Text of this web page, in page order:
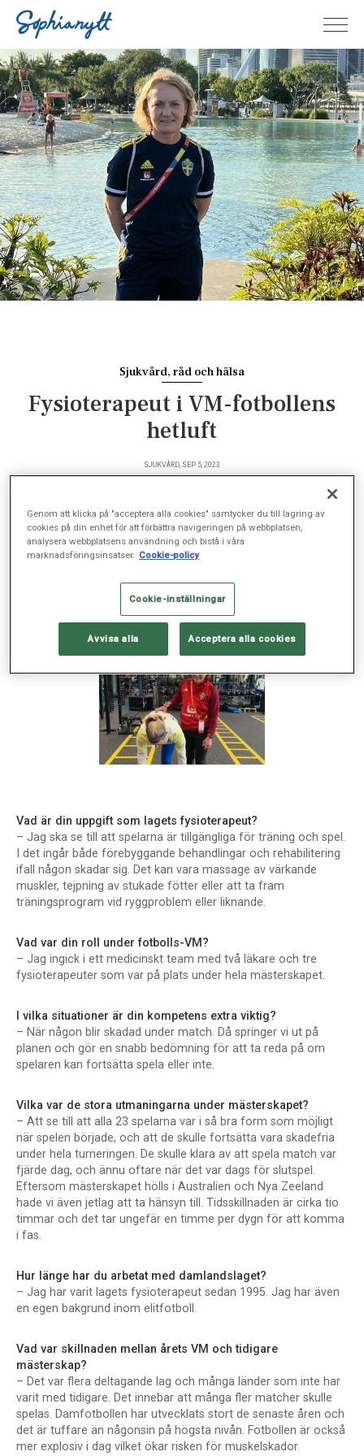
Sjukvård, råd och hälsa
Fysioterapeut i VM-fotbollens
hetluft
SJUKVÅRD, SEP 5, 2023
Annica Näsmark är inte bara fysioterapeut på Capio
Artro Clinic. Hon är också fysioterapeut för
damlandslaget i fotboll. Under fotbolls-VM var hon
på plats för att hjälpa spelarna till bästa form.
Vad är din uppgift som lagets fysioterapeut?
– Jag ska se till att spelarna är tillgängliga för träning och spel.
I det ingår både förebyggande behandlingar och rehabilitering
ifall någon skadar sig. Det kan vara massage av värkande
muskler, tejpning av stukade fötter eller att ta fram
träningsprogram vid ryggproblem eller liknande.
Vad var din roll under fotbolls-VM?
– Jag ingick i ett medicinskt team med två läkare och tre
fysioterapeuter som var på plats under hela mästerskapet.
I vilka situationer är din kompetens extra viktig?
– När någon blir skadad under match. Då springer vi ut på
planen och gör en snabb bedömning för att ta reda på om
spelaren kan fortsätta spela eller inte.
Vilka var de stora utmaningarna under mästerskapet?
– Att se till att alla 23 spelarna var i så bra form som möjligt
när spelen började, och att de skulle fortsätta vara skadefria
under hela turneringen. De skulle klara av att spela match var
fjärde dag, och ännu oftare när det var dags för slutspel.
Eftersom mästerskapet hölls i Australien och Nya Zeeland
hade vi även jetlag att ta hänsyn till. Tidsskillnaden är cirka tio
timmar och det tar ungefär en timme per dygn för att komma
i fas.
Hur länge har du arbetat med damlandslaget?
– Jag har varit lagets fysioterapeut sedan 1995. Jag har även
en egen bakgrund inom elitfotboll.
Vad var skillnaden mellan årets VM och tidigare
mästerskap?
– Det var flera deltagande lag och många länder som inte har
varit med tidigare. Det innebar att många fler matcher skulle
spelas. Damfotbollen har utvecklats stort de senaste åren och
det är tuffare än någonsin på högsta nivån. Fotbollen är också
mer explosiv i dag vilket ökar risken för muskelskador.
Genom att klicka på "acceptera alla cookies" samtycker du till lagring av
cookies på din enhet för att förbättra navigeringen på webbplatsen,
analysera webbplatsens användning och bistå i våra
marknadsföringsinsatser. Cookie-policy
Cookie-inställningar
Avvisa alla Acceptera alla cookies